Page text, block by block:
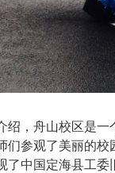
舟山校区是一个
观了美丽的校园
了中国定海县工